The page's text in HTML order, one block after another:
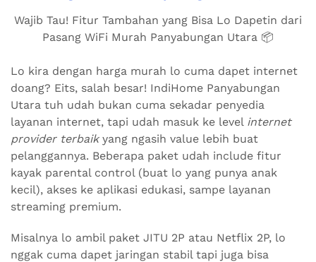
Wajib Tau! Fitur Tambahan yang Bisa Lo Dapetin dari
Pasang WiFi Murah Panyabungan Utara 📦
Lo kira dengan harga murah lo cuma dapet internet
doang? Eits, salah besar! IndiHome Panyabungan
Utara tuh udah bukan cuma sekadar penyedia
layanan internet, tapi udah masuk ke level internet
provider terbaikyang ngasih value lebih buat
pelanggannya. Beberapa paket udah include fitur
kayak parental control (buat lo yang punya anak
kecil), akses ke aplikasi edukasi, sampe layanan
streaming premium.
Misalnya lo ambil paket JITU 2P atau Netflix 2P, lo
nggak cuma dapet jaringan stabil tapi juga bisa